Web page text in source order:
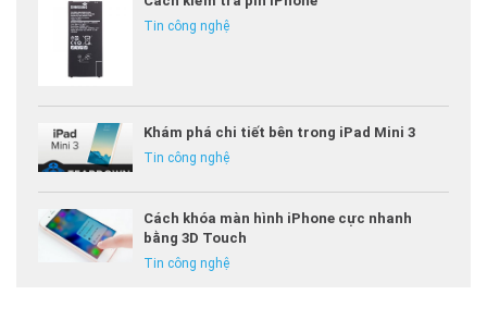
Tin công nghệ
Khám phá chi tiết bên trong iPad Mini 3
Tin công nghệ
Cách khóa màn hình iPhone cực nhanh
bằng 3D Touch
Tin công nghệ